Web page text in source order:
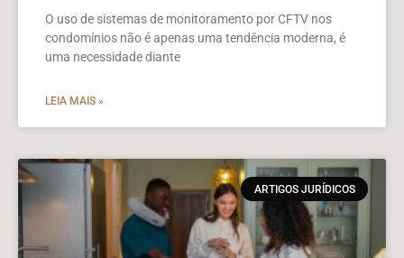
O uso de sistemas de monitoramento por CFTV nos
condomínios não é apenas uma tendência moderna, é
uma necessidade diante
LEIA MAIS »
ARTIGOS JURÍDICOS